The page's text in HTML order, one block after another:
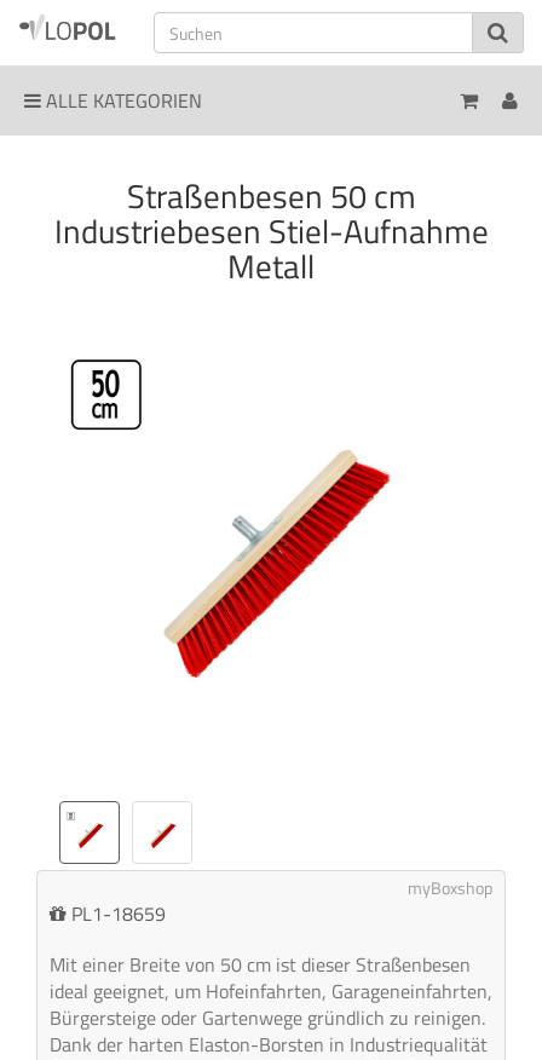
ALLE KATEGORIEN
Straßenbesen 50 cm
Industriebesen Stiel-Aufnahme
Metall
myBoxshop
PL1-18659
Mit einer Breite von 50 cm ist dieser Straßenbesen
ideal geeignet, um Hofeinfahrten, Garageneinfahrten,
Bürgersteige oder Gartenwege gründlich zu reinigen.
Dank der harten Elaston-Borsten in Industriequalität